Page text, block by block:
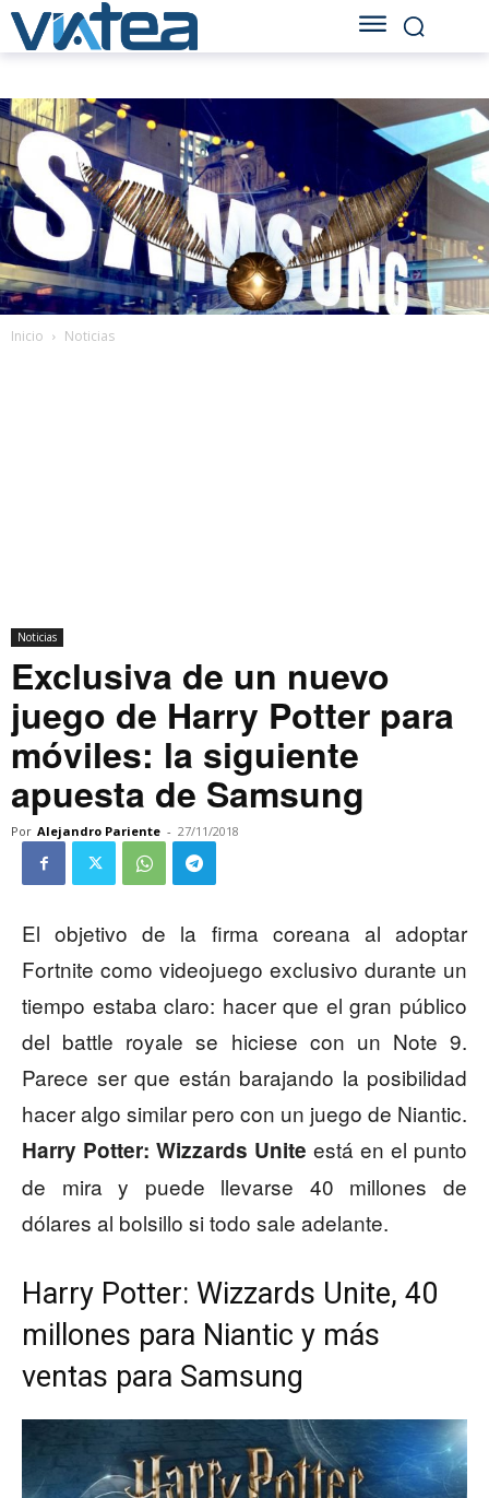
Inicio Noticias
Noticias
Exclusiva de un nuevo
juego de Harry Potter para
móviles: la siguiente
apuesta de Samsung
Por Alejandro Pariente - 27/11/2018
El objetivo de la firma coreana al adoptar
Fortnite como videojuego exclusivo durante un
tiempo estaba claro: hacer que el gran público
del battle royale se hiciese con un Note 9.
Parece ser que están barajando la posibilidad
hacer algo similar pero con un juego de Niantic.
Harry Potter: Wizzards Unite está en el punto
de mira y puede llevarse 40 millones de
dólares al bolsillo si todo sale adelante.
Harry Potter: Wizzards Unite, 40
millones para Niantic y más
ventas para Samsung